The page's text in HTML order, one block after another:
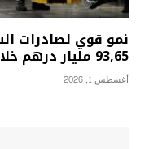
نمو قوي لصادرات
93,65 مليار درهم خلال النصف الأول من السنة
أغسطس 1, 2026